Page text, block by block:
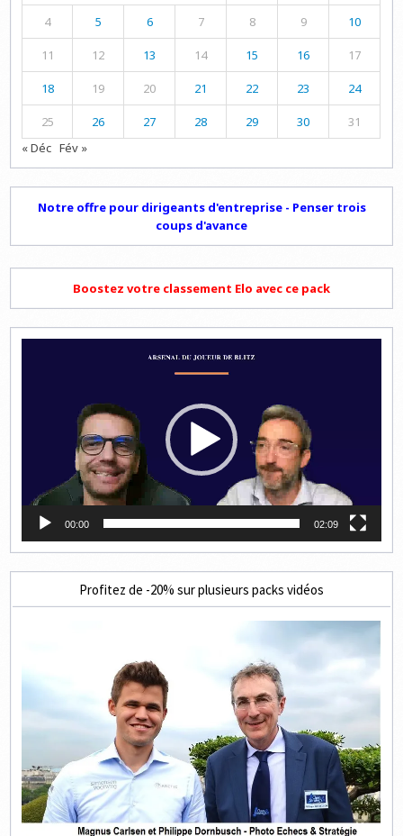
4 5 6 7 8 9 10
11 12 13 14 15 16 17
18 19 20 21 22 23 24
25 26 27 28 29 30
31
« Déc Fév »
Notre offre pour dirigeants d'entreprise - Penser trois
coups d'avance
Boostez votre classement Elo avec ce pack
00:00 02:09
Profitez de -20% sur plusieurs packs vidéos